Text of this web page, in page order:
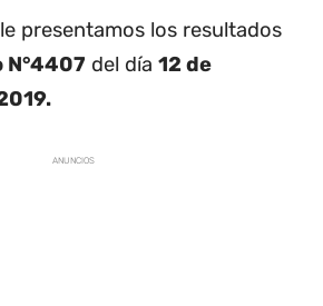
presentamos los resultados
del día 12 de
ANUNCIOS